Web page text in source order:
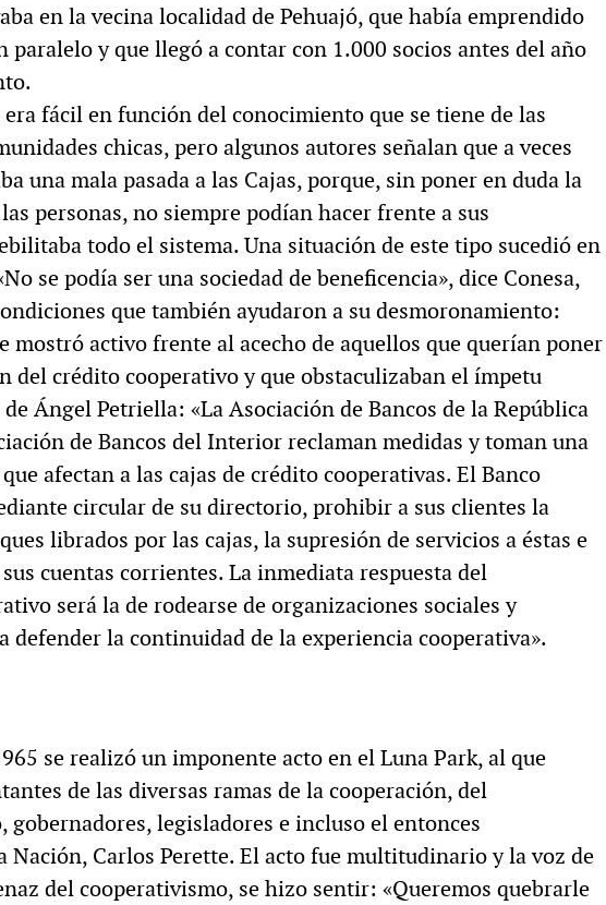
en la vecina localidad de Pehuajó, que había emprendido
paralelo y que llegó a contar con 1.000 socios antes del año
fácil en función del conocimiento que se tiene de las
chicas, pero algunos autores señalan que a veces
una mala pasada a las Cajas, porque, sin poner en duda la
personas, no siempre podían hacer frente a sus
todo el sistema. Una situación de este tipo sucedió en
se podía ser una sociedad de beneficencia», dice Conesa,
que también ayudaron a su desmoronamiento:
mostró activo frente al acecho de aquellos que querían poner
del crédito cooperativo y que obstaculizaban el ímpetu
Ángel Petriella: «La Asociación de Bancos de la República
de Bancos del Interior reclaman medidas y toman una
afectan a las cajas de crédito cooperativas. El Banco
circular de su directorio, prohibir a sus clientes la
librados por las cajas, la supresión de servicios a éstas e
cuentas corrientes. La inmediata respuesta del
será la de rodearse de organizaciones sociales y
defender la continuidad de la experiencia cooperativa».
se realizó un imponente acto en el Luna Park, al que
de las diversas ramas de la cooperación, del
legisladores e incluso el entonces
Nación, Carlos Perette. El acto fue multitudinario y la voz de
del cooperativismo, se hizo sentir: «Queremos quebrarle